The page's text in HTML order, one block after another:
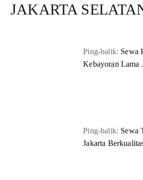
JAKARTA
Ping-balik: Sewa
Kebayoran Lama
Ping-balik: Sewa
Jakarta